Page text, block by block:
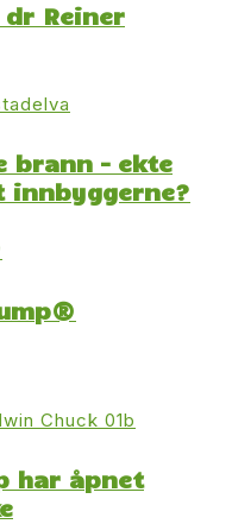
Reiner
brann – ekte
innbyggerne?
har åpnet